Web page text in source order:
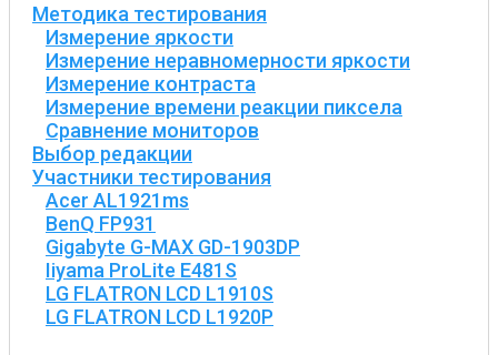
Методика тестирования
Измерение яркости
Измерение неравномерности яркости
Измерение контраста
Измерение времени реакции пиксела
Сравнение мониторов
Выбор редакции
Участники тестирования
Acer AL1921ms
BenQ FP931
Gigabyte G-MAX GD-1903DP
Iiyama ProLite E481S
LG FLATRON LCD L1910S
LG FLATRON LCD L1920P